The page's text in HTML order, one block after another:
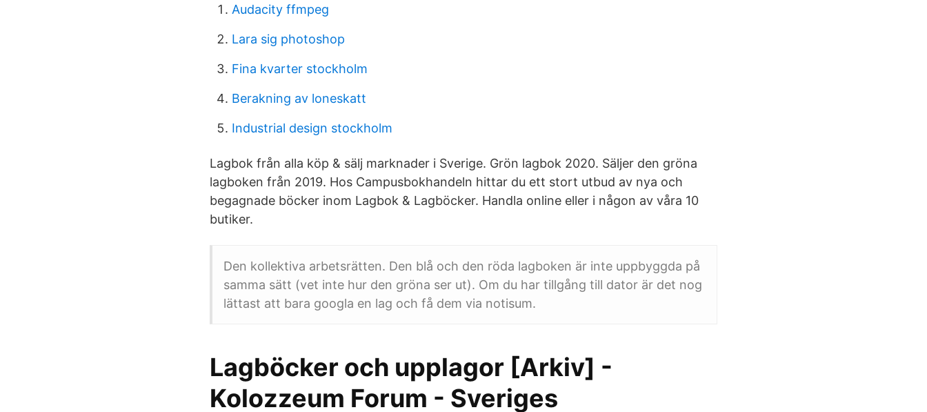
Audacity ffmpeg
Lara sig photoshop
Fina kvarter stockholm
Berakning av loneskatt
Industrial design stockholm
Lagbok från alla köp & sälj marknader i Sverige. Grön lagbok 2020. Säljer den gröna
lagboken från 2019. Hos Campusbokhandeln hittar du ett stort utbud av nya och
begagnade böcker inom Lagbok & Lagböcker. Handla online eller i någon av våra 10
butiker.
Den kollektiva arbetsrätten. Den blå och den röda lagboken är inte uppbyggda på
samma sätt (vet inte hur den gröna ser ut). Om du har tillgång till dator är det nog
lättast att bara googla en lag och få dem via notisum.
Lagböcker och upplagor [Arkiv] -
Kolozzeum Forum - Sveriges